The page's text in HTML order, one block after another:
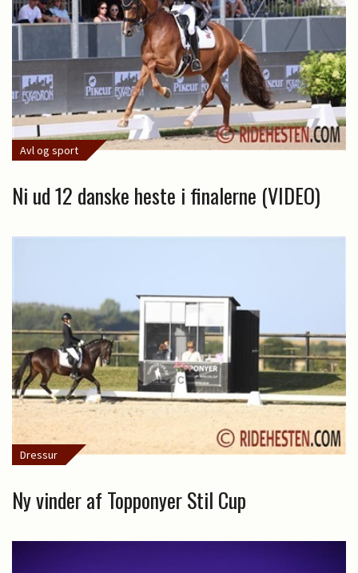
Avl og sport
Ni ud 12 danske heste i finalerne (VIDEO)
Dressur
Ny vinder af Topponyer Stil Cup